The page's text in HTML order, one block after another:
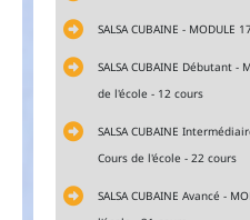
SALSA CUBAINE - MODULE
SALSA CUBAINE Débutant -
de l'école - 12 cours
SALSA CUBAINE
Cours de l'école - 22 cours
SALSA CUBAINE Avancé -